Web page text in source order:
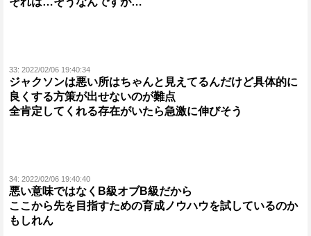
33: 2022/02/06 19:40:34
ジャクソンは悪い所はちゃんと見えてるんだけど具体的に
良くする方策が出せないのが難点
全肯定してくれる存在がいたら急激に伸びそう
34: 2022/02/06 19:40:40
悪い意味ではなくB級オブB級だから
ここから先を目指すための育成ノウハウを試しているのか
もしれん